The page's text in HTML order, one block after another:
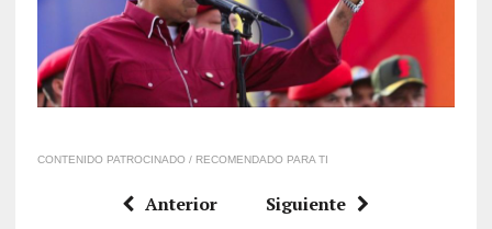
CONTENIDO PATROCINADO / RECOMENDADO PARA TI
Anterior Siguiente